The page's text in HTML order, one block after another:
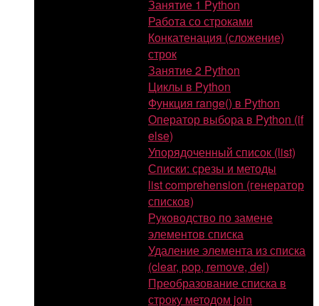
Занятие 1 Python
Работа со строками
Конкатенация (сложение)
строк
Занятие 2 Python
Циклы в Python
Функция range() в Python
Оператор выбора в Python (if
else)
Упорядоченный список (list)
Списки: срезы и методы
list comprehension (генератор
списков)
Руководство по замене
элементов списка
Удаление элемента из списка
(clear, pop, remove, del)
Преобразование списка в
строку методом join